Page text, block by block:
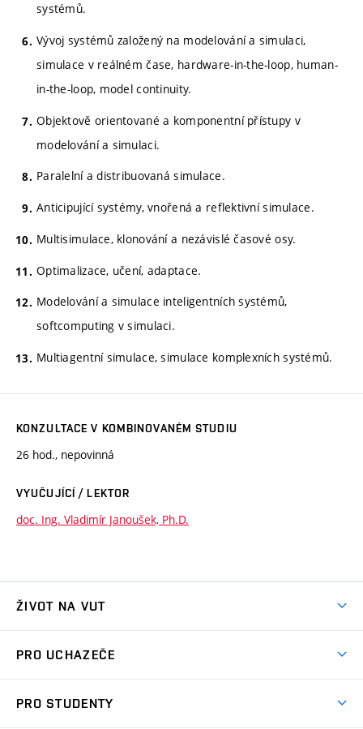
systémů.
Vývoj systémů založený na modelování a simulaci,
simulace v reálném čase, hardware-in-the-loop, human-
in-the-loop, model continuity.
Objektově orientované a komponentní přístupy v
modelování a simulaci.
Paralelní a distribuovaná simulace.
Anticipující systémy, vnořená a reflektivní simulace.
Multisimulace, klonování a nezávislé časové osy.
Optimalizace, učení, adaptace.
Modelování a simulace inteligentních systémů,
softcomputing v simulaci.
Multiagentní simulace, simulace komplexních systémů.
KONZULTACE V KOMBINOVANÉM STUDIU
26 hod., nepovinná
VYUČUJÍCÍ / LEKTOR
doc. Ing. Vladimír Janoušek, Ph.D.
ŽIVOT NA VUT
Koleje
PRO UCHAZEČE
PRO STUDENTY